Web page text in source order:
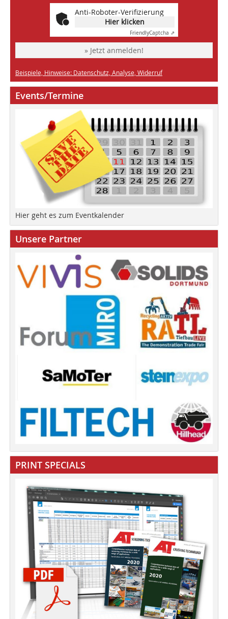
Anti-Roboter-Verifizierung
Hier klicken
FriendlyCaptcha ⇗
» Jetzt anmelden!
Beispiele, Hinweise: Datenschutz, Analyse, Widerruf
Events/Termine
Hier geht es zum Eventkalender
Unsere Partner
PRINT SPECIALS